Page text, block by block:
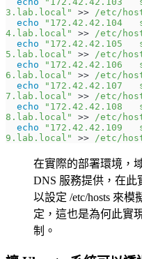
3.lab.local"
>>
/etc/
  echo
"172.42.42.104
4.lab.local"
>>
/etc/
  echo
"172.42.42.105
5.lab.local"
>>
/etc/
  echo
"172.42.42.106
6.lab.local"
>>
/etc/
  echo
"172.42.42.107
7.lab.local"
>>
/etc/
  echo
"172.42.42.108
8.lab.local"
>>
/etc/
  echo
"172.42.42.109
9.lab.local"
>> /etc/
在實際的部署環境，
DNS 服務提供，在此
以設定 /etc/hosts 來
定，這也是為何此實
制。